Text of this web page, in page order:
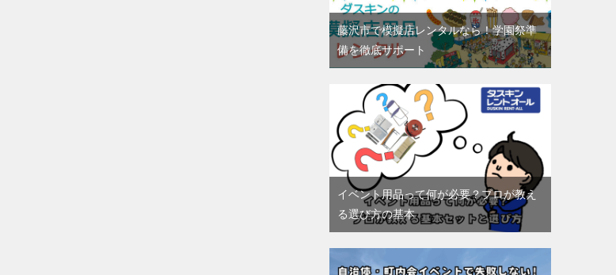
藤沢市で模擬店レンタルなら！学園祭準
備を徹底サポート
イベント用品って何が必要？プロが教え
る選び方の基本